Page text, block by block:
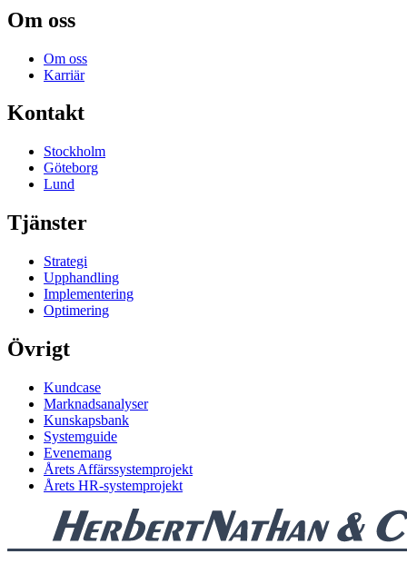
Om oss
Om oss
Karriär
Kontakt
Stockholm
Göteborg
Lund
Tjänster
Strategi
Upphandling
Implementering
Optimering
Övrigt
Kundcase
Marknadsanalyser
Kunskapsbank
Systemguide
Evenemang
Årets Affärssystemprojekt
Årets HR-systemprojekt